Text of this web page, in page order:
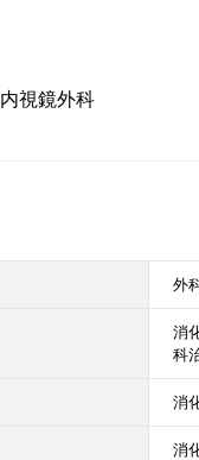
内視鏡外科
外
消
科
消
消